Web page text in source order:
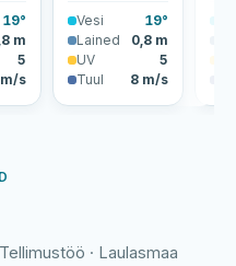
19°
m
5
s
Vesi
19°
Lained
0,8 m
UV
5
Tuul
8 m/s
· Laulasmaa